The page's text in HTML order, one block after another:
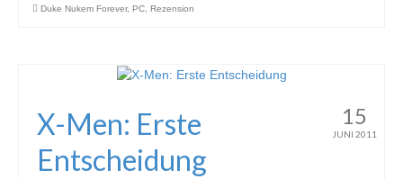
Duke Nukem Forever, PC Rezension
15
JUNI 2011
X-Men: Erste
Entscheidung